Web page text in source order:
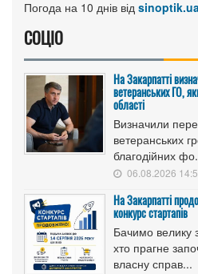
Погода на 10 днів від
СОЦІО
На Закарпатті
ветеранських ГО,
області
Визначили
ветеранських
благодійних
06.08.2026
На Закарпатті
конкурс стартапів
Бачимо велику
хто прагне
власну справ...